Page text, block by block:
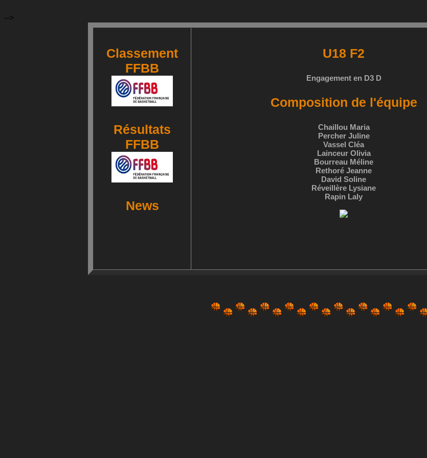
-->
Classement
FFBB
Résultats
FFBB
News
U18 F2
Engagement en D3 D
Composition de l'équipe
Chaillou Maria
Percher Juline
Vassel Cléa
Lainceur Olivia
Bourreau Méline
Rethoré Jeanne
David Soline
Réveillère Lysiane
Rapin Laly